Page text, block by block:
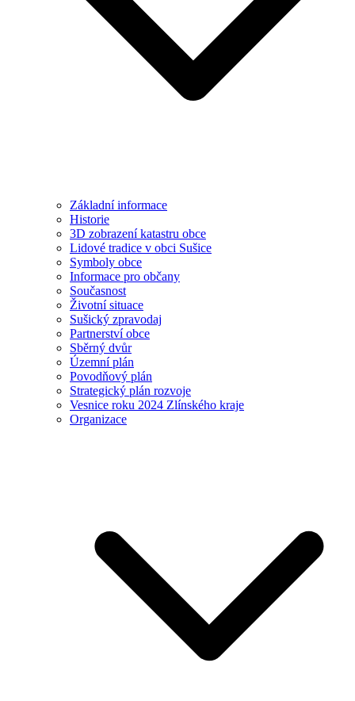
Základní informace
Historie
3D zobrazení katastru obce
Lidové tradice v obci Sušice
Symboly obce
Informace pro občany
Současnost
Životní situace
Sušický zpravodaj
Partnerství obce
Sběrný dvůr
Územní plán
Povodňový plán
Strategický plán rozvoje
Vesnice roku 2024 Zlínského kraje
Organizace